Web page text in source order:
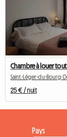
Saint-Léger-du-Bourg-
25 € / nuit
Pays